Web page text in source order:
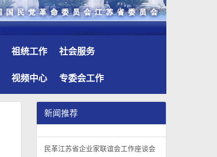
祖统工作 社会服务
视频中心 专委会工作
新闻推荐
民革江苏省企业家联谊会工作座谈会在宁召开
1/3 李惠东率队来江苏省淮安市调研：聚焦民革党
2/3 民革江苏省委召开“主题教育活动” 领导班子民
3/3
民革江苏省企业家联谊会工作座谈会